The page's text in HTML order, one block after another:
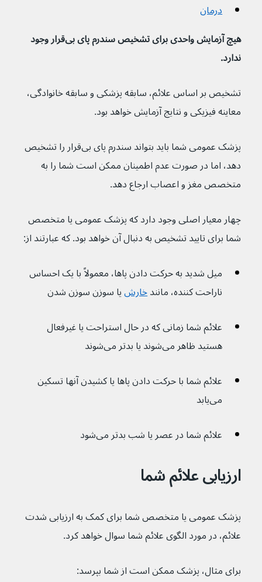
درمان
هیچ آزمایش واحدی برای تشخیص سندرم پای بی‌قرار وجود
ندارد.
تشخیص بر اساس علائم، سابقه پزشکی و سابقه خانوادگی،
معاینه فیزیکی و نتایج آزمایش خواهد بود.
پزشک عمومی شما باید بتواند سندرم پای بی‌قرار را تشخیص
دهد، اما در صورت عدم اطمینان ممکن است شما را به
متخصص مغز و اعصاب ارجاع دهد.
چهار معیار اصلی وجود دارد که پزشک عمومی یا متخصص
شما برای تایید تشخیص به دنبال آن خواهد بود. که عبارتند از:
میل شدید به حرکت دادن پاها، معمولاً با یک احساس
ناراحت کننده، مانند خارشیا سوزن سوزن شدن
علائم شما زمانی که در حال استراحت یا غیرفعال
هستید ظاهر می‌شوند یا بدتر می‌شوند
علائم شما با حرکت دادن پاها یا کشیدن آنها تسکین
می‌یابد
علائم شما در عصر یا شب بدتر می‌شود
ارزیابی علائم شما
پزشک عمومی یا متخصص شما برای کمک به ارزیابی شدت
علائم، در مورد الگوی علائم شما سوال خواهد کرد.
برای مثال، پزشک ممکن است از شما بپرسد: